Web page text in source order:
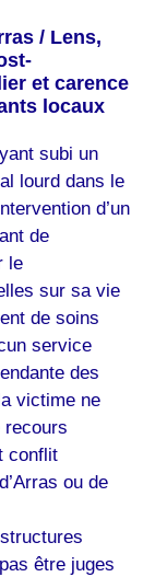
/ Lens,
et carence
locaux
subi un
lourd dans le
d’un
de
le
sur sa vie
de soins
service
des
victime ne
recours
conflit
ou de
être juges